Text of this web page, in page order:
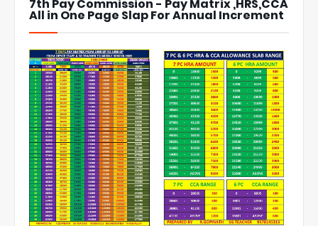
7th Pay Commission - Pay Matrix ,HRS,CCA
All in One Page Slap For Annual Increment